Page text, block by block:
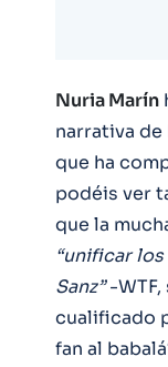
Nuria Marín
narrativa de
que ha
podéis ver
que la
“unificar
Sanz”-
cualificado
fan al